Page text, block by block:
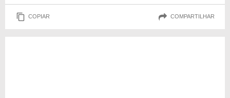
COPIAR COMPARTILHAR